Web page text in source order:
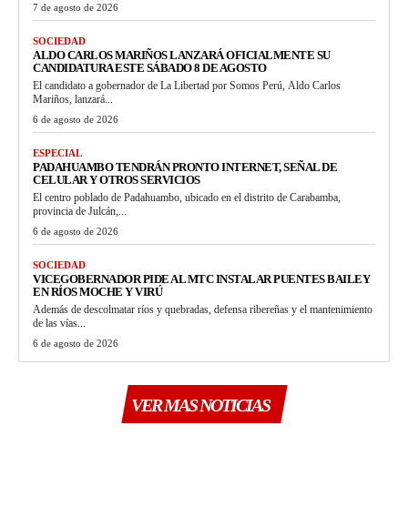
7 de agosto de 2026
SOCIEDAD
ALDO CARLOS MARIÑOS LANZARÁ OFICIALMENTE SU
CANDIDATURA ESTE SÁBADO 8 DE AGOSTO
El candidato a gobernador de La Libertad por Somos Perú, Aldo Carlos
Mariños, lanzará...
6 de agosto de 2026
ESPECIAL
PADAHUAMBO TENDRÁN PRONTO INTERNET, SEÑAL DE
CELULAR Y OTROS SERVICIOS
El centro poblado de Padahuambo, ubicado en el distrito de Carabamba,
provincia de Julcán,...
6 de agosto de 2026
SOCIEDAD
VICEGOBERNADOR PIDE AL MTC INSTALAR PUENTES BAILEY
EN RÍOS MOCHE Y VIRÚ
Además de descolmatar ríos y quebradas, defensa ribereñas y el mantenimiento
de las vías...
6 de agosto de 2026
VER MAS NOTICIAS